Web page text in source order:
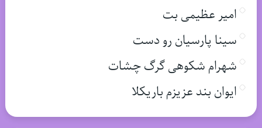
امیر عظیمی بت
سینا پارسیان رو دست
شهرام شکوهی گرگ چشات
ایوان بند عزیزم باریکلا